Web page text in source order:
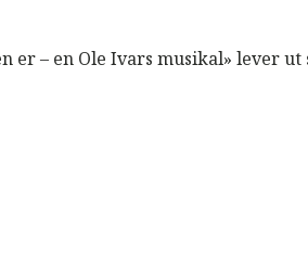
– en Ole Ivars musikal» lever